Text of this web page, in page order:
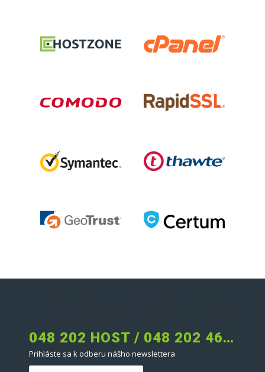
048 202 HOST / 048 202 4678
Prihláste sa k odberu nášho newslettera